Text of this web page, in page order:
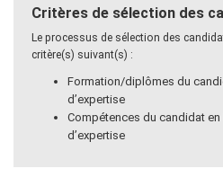
Critères de sélection des
Le processus de sélection des
critère(s) suivant(s) :
Formation/diplômes du
d’expertise
Compétences du candidat
d’expertise